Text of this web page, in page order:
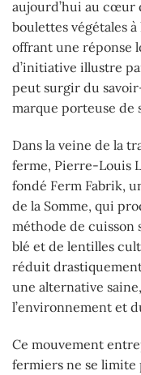
aujourd’hui au cœur
boulettes végétales
offrant une réponse
d’initiative illustre
peut surgir du
marque porteuse de
Dans la veine de la
ferme, Pierre-Louis
fondé Ferm Fabrik,
de la Somme, qui
méthode de cuisson
blé et de lentilles
réduit
une alternative
l’environnement et
Ce mouvement
fermiers ne se limite